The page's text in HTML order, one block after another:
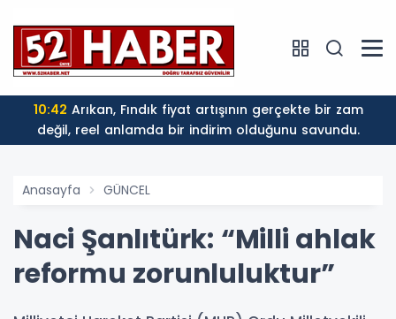
10:42
değil, reel anlamda bir indirim olduğunu savundu.
Anasayfa GÜNCEL
Naci Şanlıtürk: “Milli ahlak
reformu zorunluluktur”